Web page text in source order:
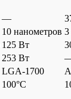
—
10 нанометров 3
125 Вт
253 Вт
LGA-1700
100°C